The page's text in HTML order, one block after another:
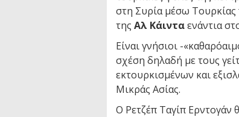
στη Συρία μέσω Τουρκίας
της Αλ Κάινταενάντια
Είναι γνήσιοι -
σχέση δηλαδή με τους
εκτουρκισμένων και
Μικράς Ασίας.
Ο Ρετζέπ Ταγίπ Ερντογάν